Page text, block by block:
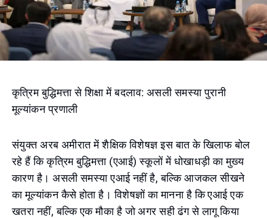
कृत्रिम बुद्धिमत्ता से शिक्षा में बदलाव: असली समस्या पुरानी
मूल्यांकन प्रणाली
संयुक्त अरब अमीरात में शैक्षिक विशेषज्ञ इस बात के खिलाफ बोल
रहे हैं कि कृत्रिम बुद्धिमत्ता (एआई) स्कूलों में धोखाधड़ी का मुख्य
कारण है। असली समस्या एआई नहीं है, बल्कि आजकल सीखने
का मूल्यांकन कैसे होता है। विशेषज्ञों का मानना है कि एआई एक
खतरा नहीं, बल्कि एक मौका है जो अगर सही ढंग से लागू किया